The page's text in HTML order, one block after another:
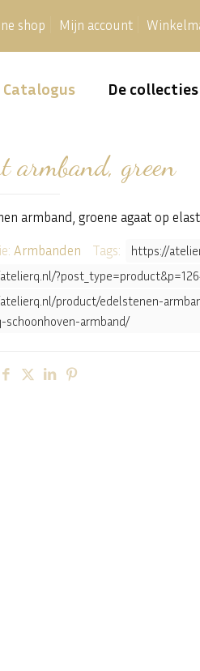
shop Mijn account
Catalogus De collecties
armband, green
armband, groene agaat op
Armbanden Tags:
https://
product/edelstenen-
schoonhoven-armband/